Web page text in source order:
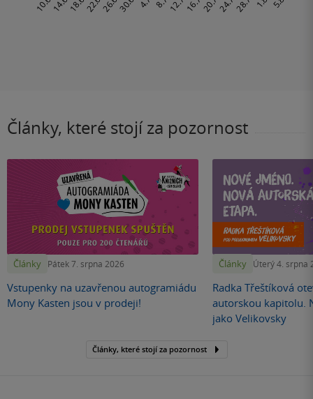
Články, které stojí za pozornost
Články Pátek 7. srpna 2026
Vstupenky na uzavřenou autogramiádu
Mony Kasten jsou v prodeji!
Články Úterý 4. srpna
Radka Třeštíková
autorskou kapitolu.
jako Velikovsky
Články, které stojí za pozornost